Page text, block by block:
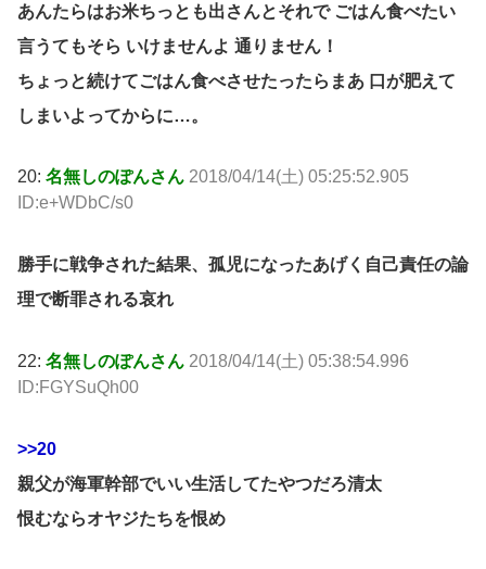
あんたらはお米ちっとも出さんとそれで ごはん食べたい
言うてもそら いけませんよ 通りません！
ちょっと続けてごはん食べさせたったらまあ 口が肥えて
しまいよってからに…。
20: 名無しのぽんさん 2018/04/14(土) 05:25:52.905
ID:e+WDbC/s0
勝手に戦争された結果、孤児になったあげく自己責任の論
理で断罪される哀れ
22: 名無しのぽんさん 2018/04/14(土) 05:38:54.996
ID:FGYSuQh00
>>20
親父が海軍幹部でいい生活してたやつだろ清太
恨むならオヤジたちを恨め